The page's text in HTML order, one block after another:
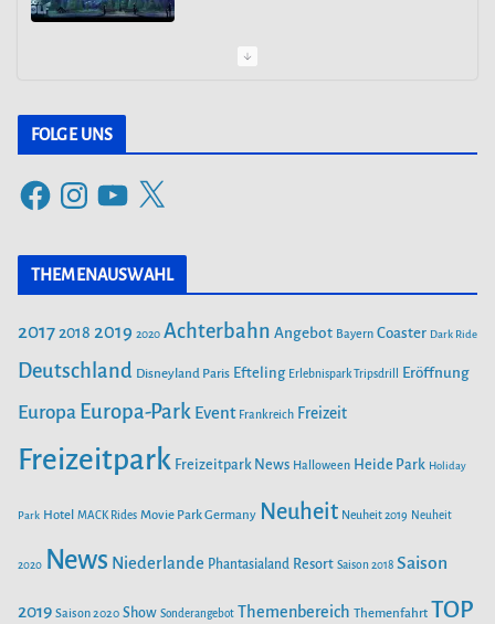
PEPPA PIG PARK OINKTASTISCHE PREMIERE IN GÜNZBURG
30. MÄRZ 2024: SAISONSTART IM FILMPARK BABELSBERG
ALOHA OHANA! TROPICAL ISLANDS BEGRÜSST HAWAII
55 JAHRE FREIZEIT-LAND GEISELWIND: NEUE ABENTEUER,
ERINNERUNGEN
SAISONSTART 2024: LOTTI KAROTTI ZIEHT INS RAVENSBURGER
SPIELELAND EIN
AB 26. APRIL IM EUROPA-PARK
FOLGE UNS
F
c
o
o
s
t
g
r
m
Y
u
T
b
e
X
THEMENAUSWAHL
2017 2018 2019 2020 Achterbahn Angebot Bayern Coaster Dark Ride
Deutschland Disneyland Paris Efteling Erlebnispark Tripsdrill Eröffnung
Europa Europa-Park Event Frankreich Freizeit
Freizeitpark Freizeitpark News Halloween Heide Park Holiday
Park Hotel MACK Rides Movie Park Germany Neuheit Neuheit 2019 Neuheit
2020 News Niederlande Phantasialand Resort Saison 2018 Saison
2019 Saison 2020 Show Sonderangebot Themenbereich Themenfahrt TOP